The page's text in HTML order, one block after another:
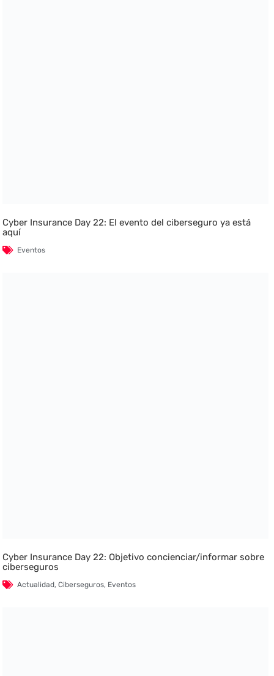
Cyber Insurance Day 22: El evento del ciberseguro ya está
aquí
Eventos
Cyber Insurance Day 22: Objetivo concienciar/informar sobre
ciberseguros
Actualidad,Ciberseguros, Eventos